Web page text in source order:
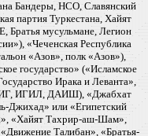
Бандеры, НСО, Славянский
партия Туркестана, Хайят
мусульмане, Легион
«Чеченская Республика
«Азов», полк «Азов»),
государство» («Исламское
Ирака и Леванта»,
ИГ, ИГИЛ, ДАИШ), «Джабхат
Джихад» или «Египетский
«Хайят Тахрир-аш-Шам»,
Талибан», «Братья-